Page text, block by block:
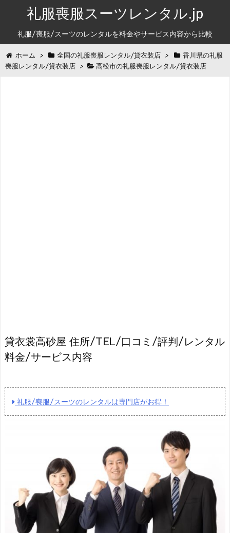
礼服喪服スーツレンタル.jp
礼服/喪服/スーツのレンタルを料金やサービス内容から比較
ホーム > 全国の礼服喪服レンタル/貸衣装店 >
香川県の礼服
喪服レンタル/貸衣装店 > 高松市の礼服喪服レンタル/貸衣装店
貸衣裳高砂屋 住所/TEL/口コミ/評判/レンタル
料金/サービス内容
礼服/喪服/スーツのレンタルは専門店がお得！